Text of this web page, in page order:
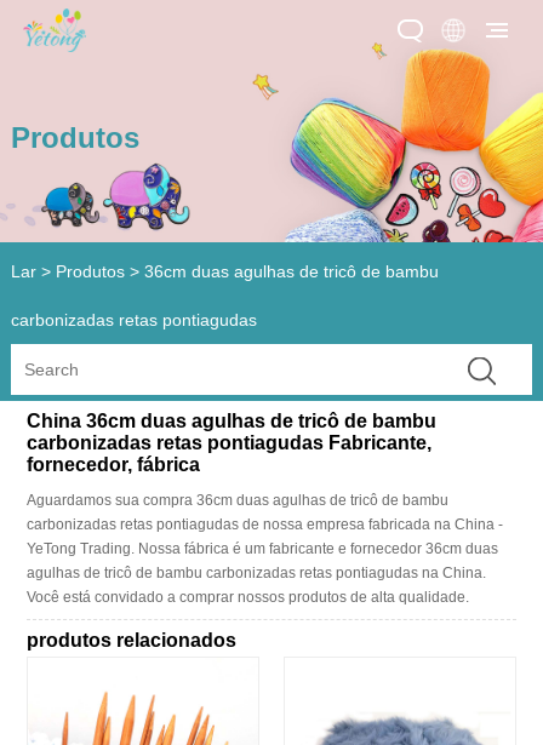
Produtos
Lar > Produtos > 36cm duas agulhas de tricô de bambu
carbonizadas retas pontiagudas
China 36cm duas agulhas de tricô de bambu
carbonizadas retas pontiagudas Fabricante,
fornecedor, fábrica
Aguardamos sua compra 36cm duas agulhas de tricô de bambu
carbonizadas retas pontiagudas de nossa empresa fabricada na China -
YeTong Trading. Nossa fábrica é um fabricante e fornecedor 36cm duas
agulhas de tricô de bambu carbonizadas retas pontiagudas na China.
Você está convidado a comprar nossos produtos de alta qualidade.
produtos relacionados